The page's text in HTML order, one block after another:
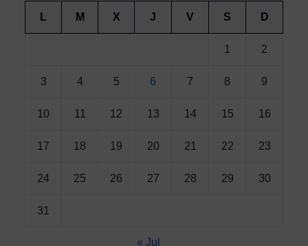
L M X J V S D
1 2
3 4 5 6 7 8 9
10 11 12 13 14 15 16
17 18 19 20 21 22 23
24 25 26 27 28 29 30
31
« Jul